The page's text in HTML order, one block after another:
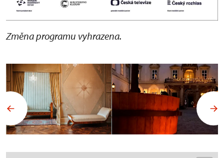
Změna programu vyhrazena.